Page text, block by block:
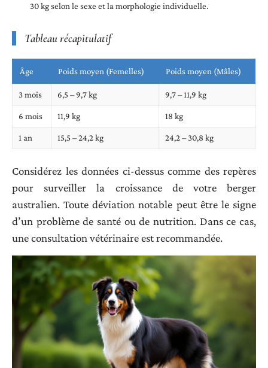
30 kg selon le sexe et la morphologie individuelle.
Tableau récapitulatif
Âge Poids moyen (Femelles) Poids moyen (Mâles)
3 mois 6,5 – 9,7 kg 9,7 – 11,9 kg
6 mois 11,9 kg 18 kg
1 an 15,5 – 24,2 kg 24,2 – 30,8 kg
Considérez les données ci-dessus comme des repères
pour surveiller la croissance de votre berger
australien. Toute déviation notable peut être le signe
d’un problème de santé ou de nutrition. Dans ce cas,
une consultation vétérinaire est recommandée.